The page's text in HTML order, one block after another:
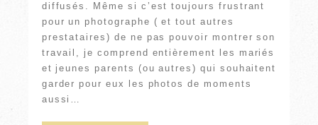
diffusés. Même si c’est toujours frustrant
pour un photographe ( et tout autres
prestataires) de ne pas pouvoir montrer son
travail, je comprend entièrement les mariés
et jeunes parents (ou autres) qui souhaitent
garder pour eux les photos de moments
aussi…